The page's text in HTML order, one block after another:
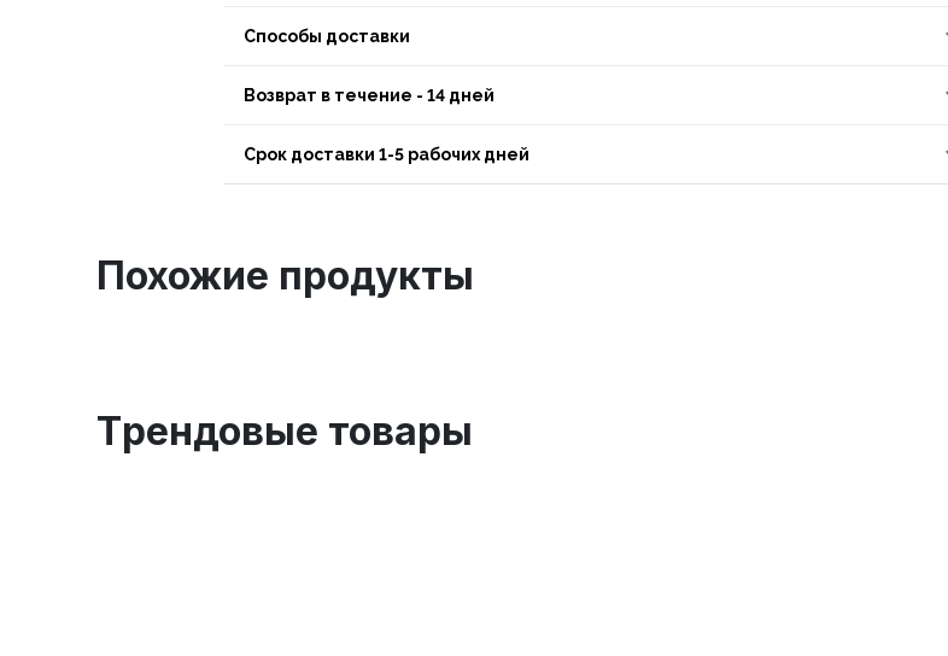
Способы доставки
Возврат в течение - 14 дней
Срок доставки 1-5 рабочих дней
Похожие продукты
Tрендовые товары